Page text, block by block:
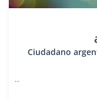
Ciudadano
..